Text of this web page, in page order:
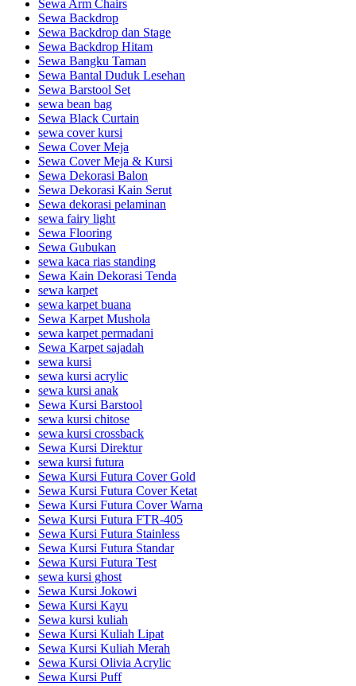
Sewa Arm Chairs
Sewa Backdrop
Sewa Backdrop dan Stage
Sewa Backdrop Hitam
Sewa Bangku Taman
Sewa Bantal Duduk Lesehan
Sewa Barstool Set
sewa bean bag
Sewa Black Curtain
sewa cover kursi
Sewa Cover Meja
Sewa Cover Meja & Kursi
Sewa Dekorasi Balon
Sewa Dekorasi Kain Serut
Sewa dekorasi pelaminan
sewa fairy light
Sewa Flooring
Sewa Gubukan
sewa kaca rias standing
Sewa Kain Dekorasi Tenda
sewa karpet
sewa karpet buana
Sewa Karpet Mushola
sewa karpet permadani
Sewa Karpet sajadah
sewa kursi
sewa kursi acrylic
sewa kursi anak
Sewa Kursi Barstool
sewa kursi chitose
sewa kursi crossback
Sewa Kursi Direktur
sewa kursi futura
Sewa Kursi Futura Cover Gold
Sewa Kursi Futura Cover Ketat
Sewa Kursi Futura Cover Warna
Sewa Kursi Futura FTR-405
Sewa Kursi Futura Stainless
Sewa Kursi Futura Standar
Sewa Kursi Futura Test
sewa kursi ghost
Sewa Kursi Jokowi
Sewa Kursi Kayu
Sewa kursi kuliah
Sewa Kursi Kuliah Lipat
Sewa Kursi Kuliah Merah
Sewa Kursi Olivia Acrylic
Sewa Kursi Puff